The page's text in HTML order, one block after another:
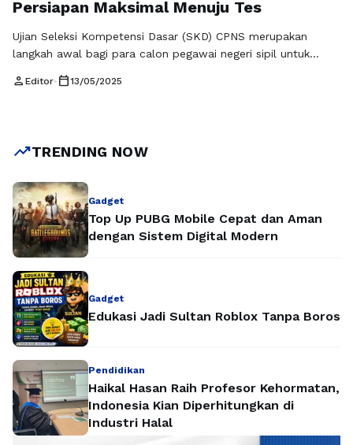
Persiapan Maksimal Menuju Tes
Ujian Seleksi Kompetensi Dasar (SKD) CPNS merupakan
langkah awal bagi para calon pegawai negeri sipil untuk
meliputi tiga kategori utama: Tes Wawasan Kebangsaan
mendalam mengenai soal …
person Editor• calendar_today13/05/2025
trending_upTRENDING NOW
Gadget
Top Up PUBG Mobile Cepat dan Aman
dengan Sistem Digital Modern
Gadget
Edukasi Jadi Sultan Roblox Tanpa Boros
Pendidikan
Haikal Hasan Raih Profesor Kehormatan,
Indonesia Kian Diperhitungkan di
Industri Halal